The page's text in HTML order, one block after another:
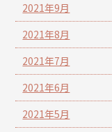
2021年9月
2021年8月
2021年7月
2021年6月
2021年5月